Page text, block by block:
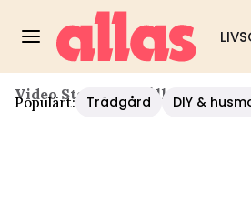
Populärt: Trädgård DIY &
Video Start / Hushåll/diy/4